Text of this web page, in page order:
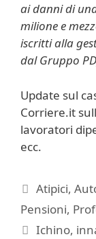
ai danni di
milione e
iscritti alla
dal Gruppo
Update sul
Corriere.it
lavoratori
ecc.
Categorie
Atipici,
Pensioni,
Tag
Ichino,